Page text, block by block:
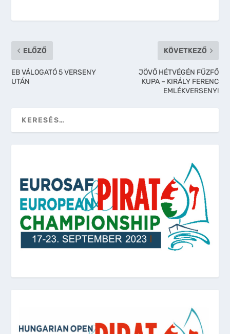
ELŐZŐ
EB VÁLOGATÓ 5 VERSENY
UTÁN
KÖVETKEZŐ
JÖVŐ HÉTVÉGÉN FŰZFŐ
KUPA – KIRÁLY FERENC
EMLÉKVERSENY!